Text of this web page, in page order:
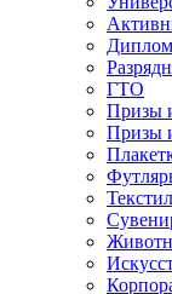
ГТО
Призы
Призы